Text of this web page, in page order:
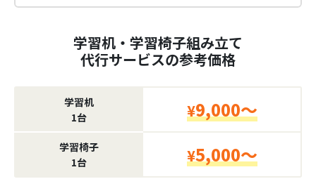
学習机・学習椅子組み立て
代行サービスの参考価格
学習机
1台
¥9,000～
学習椅子
1台
¥5,000～